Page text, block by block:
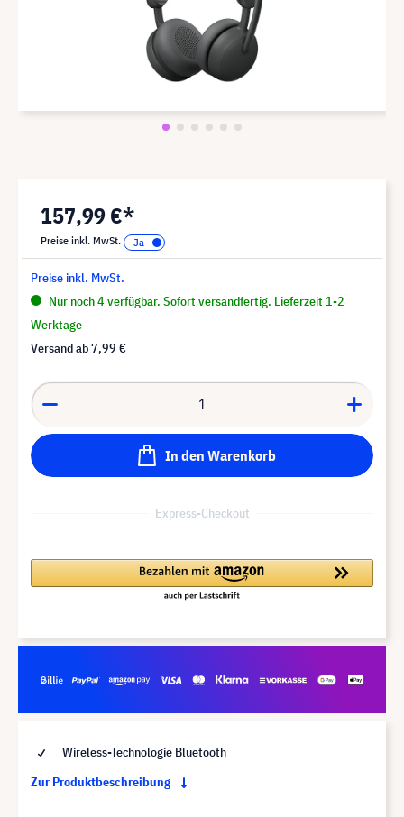
157,99 €*
Preise inkl. MwSt.
Preise inkl. MwSt.
Nur noch 4 verfügbar. Sofort versandfertig. Lieferzeit 1-2
Werktage
Versand ab7,99 €
In den Warenkorb
Express-Checkout
Wireless-Technologie Bluetooth
Zur Produktbeschreibung